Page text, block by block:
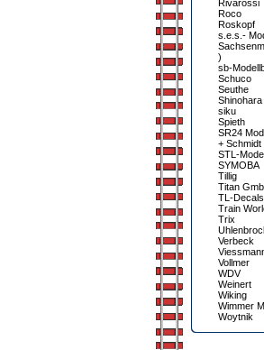
Rivarossi
Roco
Roskopf
s.e.s.-
)
sb-
Schuco
Seuthe
Shinohara
siku
Spieth
SR24
+ Schmidt
STL-
SYMOBA
Tillig
Titan
TL-Decals
Train
Trix
Verbeck
Vollmer
WDV
Weinert
Wiking
Wimmer
Woytnik